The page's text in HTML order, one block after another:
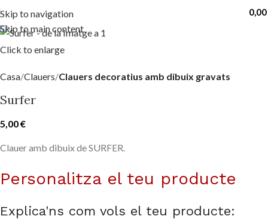
Skip to navigation
Skip to main content
0,00
Click to enlarge
Casa Clauers Clauers decoratius amb dibuix gravats
Surfer
5,00€
Clauer amb dibuix de SURFER.
Personalitza el teu producte
Explica'ns com vols el teu producte: